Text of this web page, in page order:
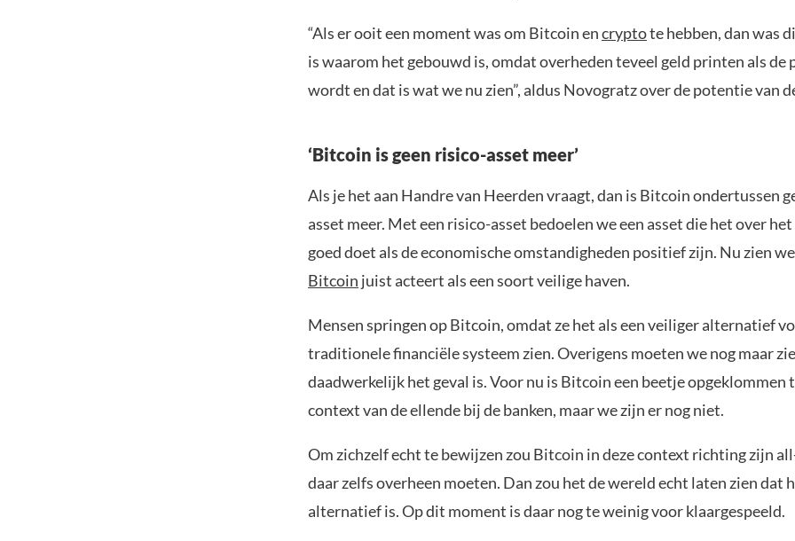
“Als er ooit een moment was om Bitcoin encryptote hebben, dan was
is waarom het gebouwd is, omdat overheden teveel geld printen als de
wordt en dat is wat we nu zien”, aldus Novogratz over de potentie van
‘Bitcoin is geen risico-asset meer’
Als je het aan Handre van Heerden vraagt, dan is Bitcoin ondertussen
asset meer. Met een risico-asset bedoelen we een asset die het over
goed doet als de economische omstandigheden positief zijn. Nu zien
Bitcoin juist acteert als een soort veilige haven.
Mensen springen op Bitcoin, omdat ze het als een veiliger alternatief
traditionele financiële systeem zien. Overigens moeten we nog maar
daadwerkelijk het geval is. Voor nu is Bitcoin een beetje opgeklommen
context van de ellende bij de banken, maar we zijn er nog niet.
Om zichzelf echt te bewijzen zou Bitcoin in deze context richting zijn
daar zelfs overheen moeten. Dan zou het de wereld echt laten zien dat
alternatief is. Op dit moment is daar nog te weinig voor klaargespeeld.